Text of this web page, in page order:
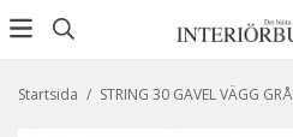
Startsida / STRING 30 GAVEL VÄGG GRÅ